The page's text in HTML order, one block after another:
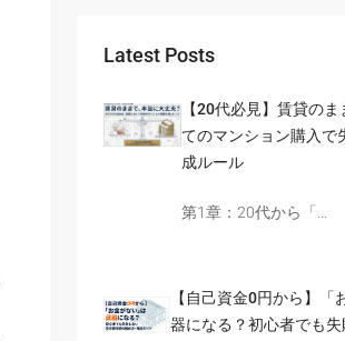
Latest Posts
【20代必見】賃貸のま
てのマンション購入で
成ルール
第1章：20代から「…
【自己資金0円から】「
器になる？初心者でも